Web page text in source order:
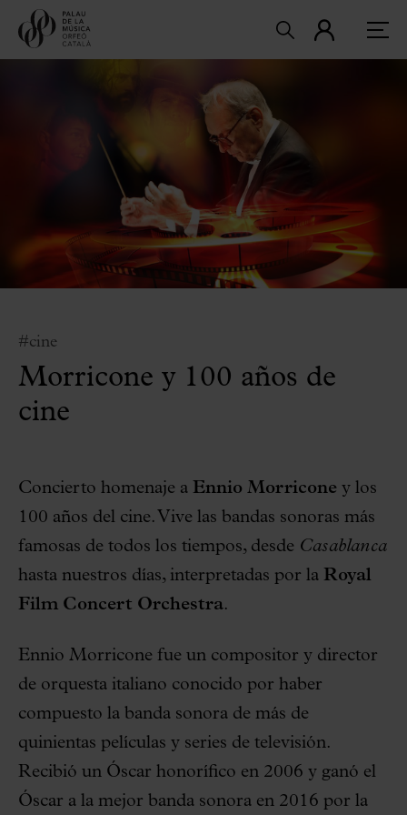
#cine
Morricone y 100 años de
cine
Concierto homenaje a Ennio Morricone y los
100 años del cine. Vive las bandas sonoras más
famosas de todos los tiempos, desde Casablanca
hasta nuestros días, interpretadas por la Royal
Film Concert Orchestra.
Ennio Morricone fue un compositor y director
de orquesta italiano conocido por haber
compuesto la banda sonora de más de
quinientas películas y series de televisión.
Recibió un Óscar honorífico en 2006 y ganó el
Óscar a la mejor banda sonora en 2016 por la